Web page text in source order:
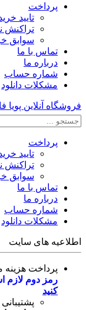
پرداخت
تایید
تراکنش
سوابق
تماس با ما
درباره ما
شماره حساب
مشکلات دانلود
فروشگاه آنلاین پویا
پرداخت
تایید
تراکنش
سوابق
تماس با ما
درباره ما
شماره حساب
مشکلات دانلود
اطلاعیه های سایت
پرداخت
رمز دوم لازم
کنید
پشتیبانی